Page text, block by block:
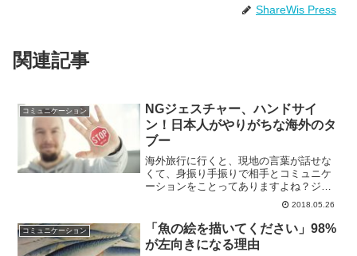
ShareWis Press
関連記事
コミュニケーション
NGジェスチャー、ハンドサイ
ン！日本人がやりがちな海外のタ
ブー
海外旅行に行くと、現地の言葉が話せな
くて、身振り手振りで相手とコミュニケ
ーションをことってありますよね？ジェ
スチャーやハンドサインといったいわゆ
るボディーランゲージは全世界共通！と
思ったら、実はそうではないんです。日
本とは全く意味がことなる...
2018.05.26
コミュニケーション
「魚の絵を描いてください」98%
が左向きになる理由